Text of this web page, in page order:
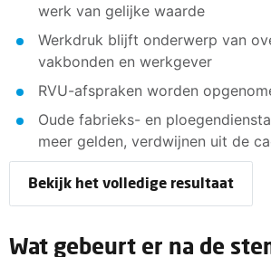
werk van gelijke waarde
Werkdruk blijft onderwerp van
vakbonden en werkgever
RVU-afspraken worden
Oude fabrieks- en
meer gelden, verdwijnen uit de
Bekijk het volledige resultaat
Wat gebeurt er na de